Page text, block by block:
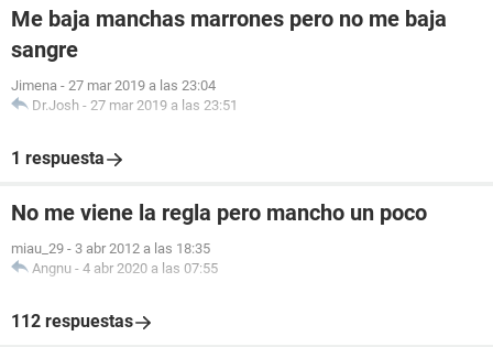
Me baja manchas marrones pero no me baja
sangre
Jimena - 27 mar 2019 a las 23:04
Dr.Josh - 27 mar 2019 a las 23:51
1 respuesta
No me viene la regla pero mancho un poco
miau_29 - 3 abr 2012 a las 18:35
Angnu - 4 abr 2020 a las 07:55
112 respuestas